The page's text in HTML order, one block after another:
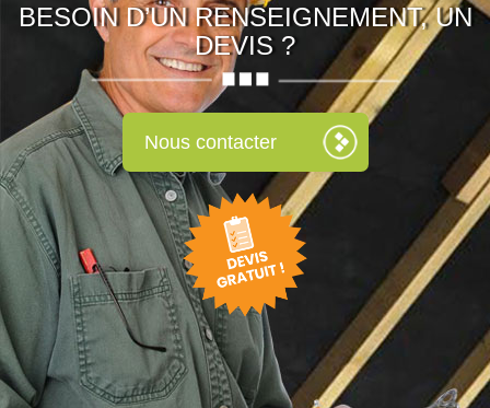
BESOIN D’UN RENSEIGNEMENT, UN
DEVIS ?
Nous contacter